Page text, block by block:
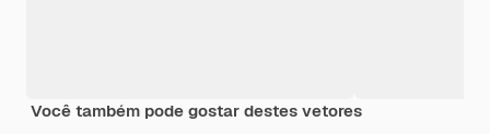
Você também pode gostar destes vetores